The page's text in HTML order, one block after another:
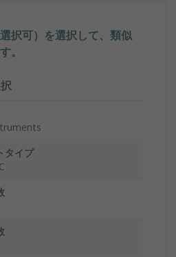
択可）を選択して、類似
。
タイプ